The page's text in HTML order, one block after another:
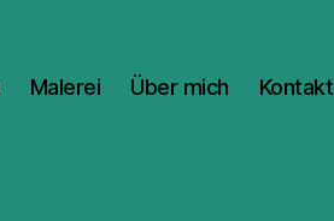
Malerei Über mich Kontakt